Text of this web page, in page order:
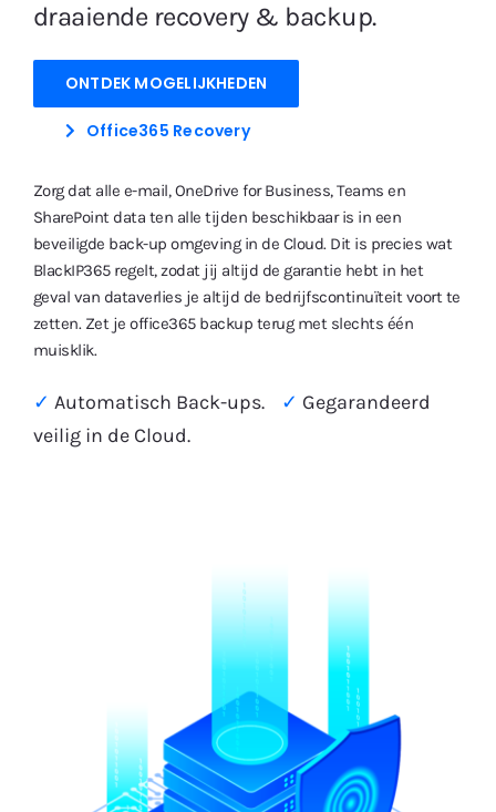
draaiende recovery & backup.
ONTDEK MOGELIJKHEDEN
Office365 Recovery
Zorg dat alle e-mail, OneDrive for Business, Teams en
SharePoint data ten alle tijden beschikbaar is in een
beveiligde back-up omgeving in de Cloud. Dit is precies wat
BlackIP365 regelt, zodat jij altijd de garantie hebt in het
geval van dataverlies je altijd de bedrijfscontinuïteit voort te
zetten. Zet je office365 backup terug met slechts één
muisklik.
✓ Automatisch Back-ups. ✓ Gegarandeerd
veilig in de Cloud.